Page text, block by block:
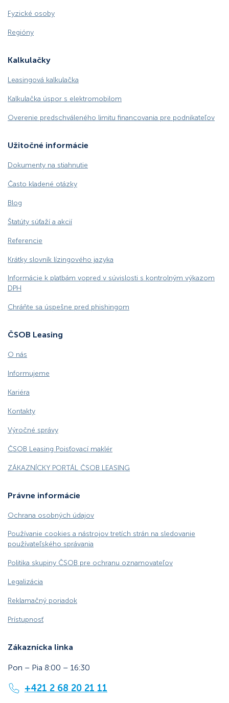
Fyzické osoby
Regióny
Kalkulačky
Leasingová kalkulačka
Kalkulačka úspor s elektromobilom
Overenie predschváleného limitu financovania pre podnikateľov
Užitočné informácie
Dokumenty na stiahnutie
Často kladené otázky
Blog
Štatúty súťaží a akcií
Referencie
Krátky slovník lízingového jazyka
Informácie k platbám vopred v súvislosti s kontrolným výkazom
DPH
Chráňte sa úspešne pred phishingom
ČSOB Leasing
O nás
Informujeme
Kariéra
Kontakty
Výročné správy
ČSOB Leasing Poisťovací maklér
ZÁKAZNÍCKY PORTÁL ČSOB LEASING
Právne informácie
Ochrana osobných údajov
Používanie cookies a nástrojov tretích strán na sledovanie
používateľského správania
Politika skupiny ČSOB pre ochranu oznamovateľov
Legalizácia
Reklamačný poriadok
Prístupnosť
Zákaznícka linka
Pon – Pia 8:00 – 16:30
+421 2 68 20 21 11